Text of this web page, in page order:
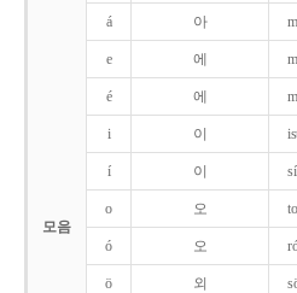
모음
á 아
e 에
é 에
i 이
í 이
o 오
ó 오
ö 외